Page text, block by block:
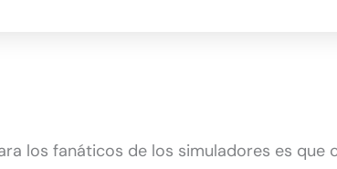
los fanáticos de los simuladores es que